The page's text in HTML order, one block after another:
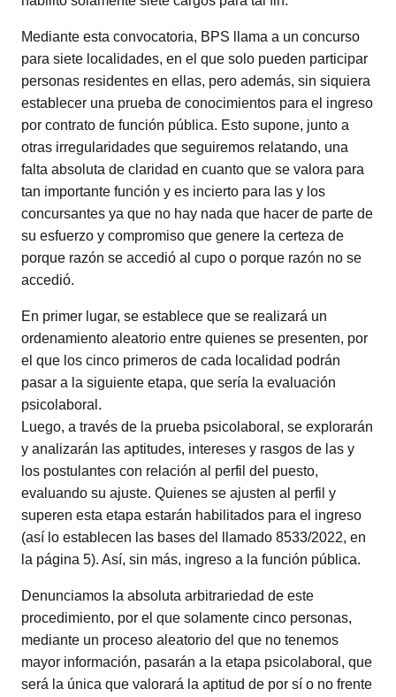
Mediante esta convocatoria, BPS llama a un concurso
para siete localidades, en el que solo pueden participar
personas residentes en ellas, pero además, sin siquiera
establecer una prueba de conocimientos para el ingreso
por contrato de función pública. Esto supone, junto a
otras irregularidades que seguiremos relatando, una
falta absoluta de claridad en cuanto que se valora para
tan importante función y es incierto para las y los
concursantes ya que no hay nada que hacer de parte de
su esfuerzo y compromiso que genere la certeza de
porque razón se accedió al cupo o porque razón no se
accedió.
En primer lugar, se establece que se realizará un
ordenamiento aleatorio entre quienes se presenten, por
el que los cinco primeros de cada localidad podrán
pasar a la siguiente etapa, que sería la evaluación
psicolaboral.
Luego, a través de la prueba psicolaboral, se explorarán
y analizarán las aptitudes, intereses y rasgos de las y
los postulantes con relación al perfil del puesto,
evaluando su ajuste. Quienes se ajusten al perfil y
superen esta etapa estarán habilitados para el ingreso
(así lo establecen las bases del llamado 8533/2022, en
la página 5). Así, sin más, ingreso a la función pública.
Denunciamos la absoluta arbitrariedad de este
procedimiento, por el que solamente cinco personas,
mediante un proceso aleatorio del que no tenemos
mayor información, pasarán a la etapa psicolaboral, que
será la única que valorará la aptitud de por sí o no frente